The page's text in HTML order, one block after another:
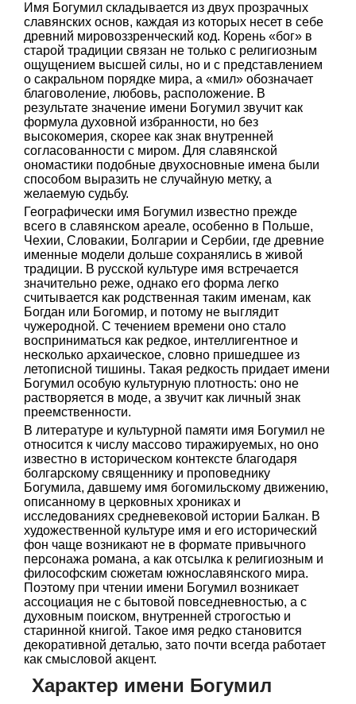
Имя Богумил складывается из двух прозрачных
славянских основ, каждая из которых несет в себе
древний мировоззренческий код. Корень «бог» в
старой традиции связан не только с религиозным
ощущением высшей силы, но и с представлением
о сакральном порядке мира, а «мил» обозначает
благоволение, любовь, расположение. В
результате значение имени Богумил звучит как
формула духовной избранности, но без
высокомерия, скорее как знак внутренней
согласованности с миром. Для славянской
ономастики подобные двухосновные имена были
способом выразить не случайную метку, а
желаемую судьбу.
Географически имя Богумил известно прежде
всего в славянском ареале, особенно в Польше,
Чехии, Словакии, Болгарии и Сербии, где древние
именные модели дольше сохранялись в живой
традиции. В русской культуре имя встречается
значительно реже, однако его форма легко
считывается как родственная таким именам, как
Богдан или Богомир, и потому не выглядит
чужеродной. С течением времени оно стало
восприниматься как редкое, интеллигентное и
несколько архаическое, словно пришедшее из
летописной тишины. Такая редкость придает имени
Богумил особую культурную плотность: оно не
растворяется в моде, а звучит как личный знак
преемственности.
В литературе и культурной памяти имя Богумил не
относится к числу массово тиражируемых, но оно
известно в историческом контексте благодаря
болгарскому священнику и проповеднику
Богумила, давшему имя богомильскому движению,
описанному в церковных хрониках и
исследованиях средневековой истории Балкан. В
художественной культуре имя и его исторический
фон чаще возникают не в формате привычного
персонажа романа, а как отсылка к религиозным и
философским сюжетам южнославянского мира.
Поэтому при чтении имени Богумил возникает
ассоциация не с бытовой повседневностью, а с
духовным поиском, внутренней строгостью и
старинной книгой. Такое имя редко становится
декоративной деталью, зато почти всегда работает
как смысловой акцент.
Характер имени Богумил